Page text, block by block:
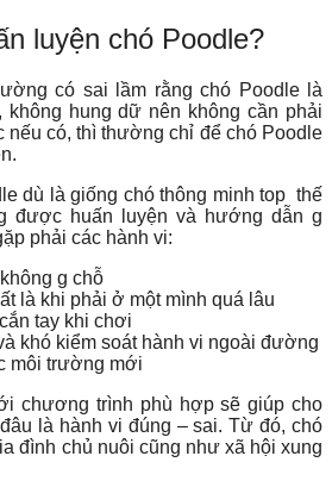
luyện chó Poodle?
có sai lầm rằng chó Poodle là
không hung dữ nên không cần phải
nếu có, thì thường chỉ để chó Poodle
dù là giống chó thông minh top thế
được huấn luyện và hướng dẫn g
phải các hành vi:
g chỗ
là khi phải ở một mình quá lâu
tay khi chơi
khó kiểm soát hành vi ngoài đường
môi trường mới
chương trình phù hợp sẽ giúp cho
là hành vi đúng – sai. Từ đó, chó
đình chủ nuôi cũng như xã hội xung